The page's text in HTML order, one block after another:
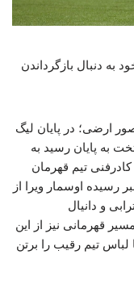
به دنبال بازگرداندن
ارضی؛ در پایان لیگ
به پایان رسید به
تیم قهرمان
رسیده اوسمار ویرا از
و دانیال
قهرمانی نیز از این
لباس تیم رقیب را برتن